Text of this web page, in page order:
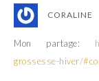
CORALINE
Mon partage:
grossesse-hiver/